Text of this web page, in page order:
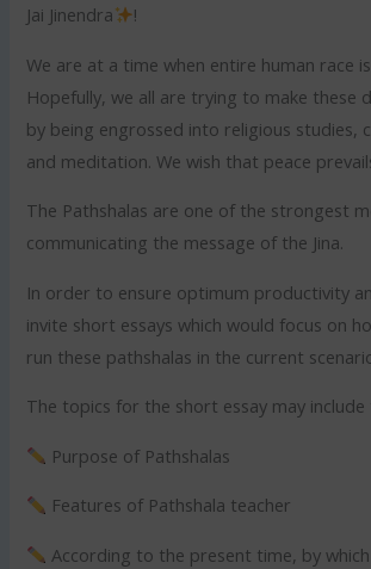
Jai Jinendra
!
We are at a time when entire human race
Hopefully, we all are trying to make these
by being engrossed into religious studies,
and meditation. We wish that peace
The Pathshalas are one of the strongest
communicating the message of the Jina.
In order to ensure optimum productivity
invite short essays which would focus on
run these pathshalas in the current
The topics for the short essay may
Purpose of Pathshalas
Features of Pathshala teacher
According to the present time, by